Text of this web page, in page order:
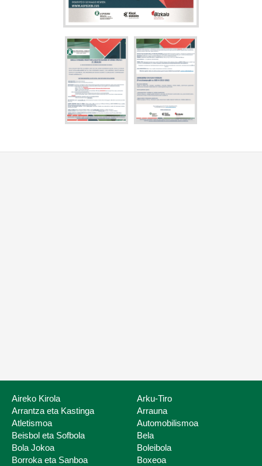
Aireko Kirola
Arku-Tiro
Arrantza eta Kastinga
Arrauna
Atletismoa
Automobilismoa
Beisbol eta Sofbola
Bela
Bola Jokoa
Boleibola
Borroka eta Sanboa
Boxeoa